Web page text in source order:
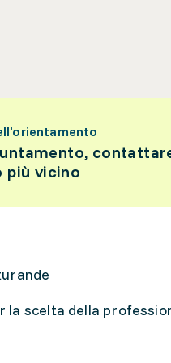
più vicino
la scelta della